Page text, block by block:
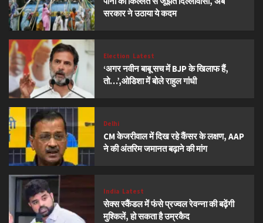
सरकार ने उठाया ये कदम
Election Latest
‘अगर नवीन बाबू सच में BJP के खिलाफ हैं,
तो…’,ओडिशा में बोले राहुल गांधी
Delhi
CM केजरीवाल में दिख रहे कैंसर के लक्षण, AAP
ने की अंतरिम जमानत बढ़ाने की मांग
India Latest
सेक्स स्कैंडल में फंसे प्रज्वल रेवन्ना की बढ़ेंगी
मुश्किलें, हो सकता है उम्रकैद